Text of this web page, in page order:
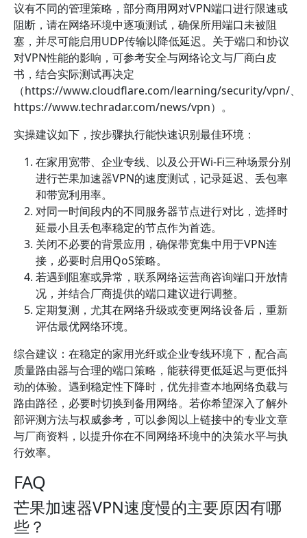
议有不同的管理策略，部分商用网对VPN端口进行限速或
阻断，请在网络环境中逐项测试，确保所用端口未被阻
塞，并尽可能启用UDP传输以降低延迟。关于端口和协议
对VPN性能的影响，可参考安全与网络论文与厂商白皮
书，结合实际测试再决定
（https://www.cloudflare.com/learning/security/vpn/、
https://www.techradar.com/news/vpn）。
实操建议如下，按步骤执行能快速识别最佳环境：
在家用宽带、企业专线、以及公开Wi-Fi三种场景分别
进行芒果加速器VPN的速度测试，记录延迟、丢包率
和带宽利用率。
对同一时间段内的不同服务器节点进行对比，选择时
延最小且丢包率稳定的节点作为首选。
关闭不必要的背景应用，确保带宽集中用于VPN连
接，必要时启用QoS策略。
若遇到阻塞或异常，联系网络运营商咨询端口开放情
况，并结合厂商提供的端口建议进行调整。
定期复测，尤其在网络升级或变更网络设备后，重新
评估最优网络环境。
综合建议：在稳定的家用光纤或企业专线环境下，配合高
质量路由器与合理的端口策略，能获得更低延迟与更低抖
动的体验。遇到稳定性下降时，优先排查本地网络负载与
路由路径，必要时切换到备用网络。若你希望深入了解外
部评测方法与权威参考，可以参阅以上链接中的专业文章
与厂商资料，以提升你在不同网络环境中的决策水平与执
行效率。
FAQ
芒果加速器VPN速度慢的主要原因有哪
些？